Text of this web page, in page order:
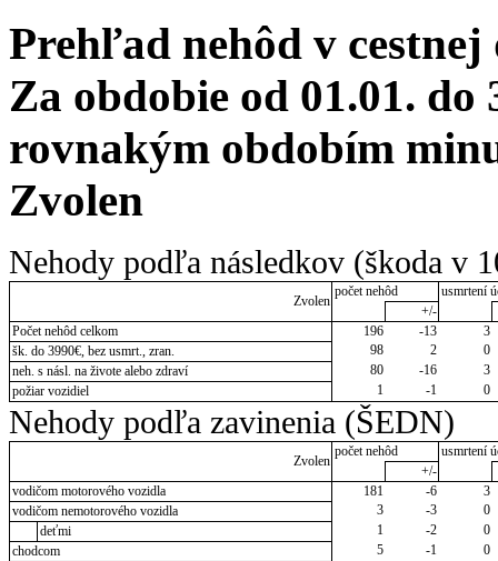
Prehľad nehôd v cestnej
Za obdobie od 01.01. do
rovnakým obdobím
Zvolen
Nehody podľa následkov (škoda v
Zvolen
počet nehôd
usmrtení
+/-
Počet nehôd celkom
196 -13
3
šk. do 3990€, bez usmrt., zran.
98 2
0
neh. s násl. na živote alebo zdraví
80 -16
3
požiar vozidiel
1 -1 0
Nehody podľa zavinenia (ŠEDN)
Zvolen
počet nehôd
usmrtení
+/-
vodičom motorového vozidla
181 -6
3
vodičom nemotorového vozidla
3 -3
0
deťmi
1 -2
0
chodcom
5 -1
0